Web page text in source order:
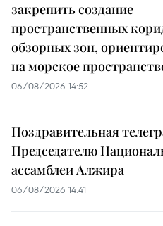
закрепить создание
пространственных
обзорных зон,
на морское
06/08/2026 14:52
Поздравительная
Председателю
ассамблеи Алжира
06/08/2026 14:41